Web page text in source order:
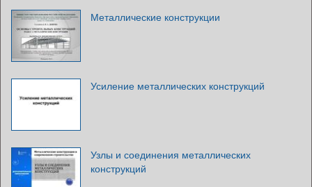
Металлические конструкции
Усиление металлических конструкций
Узлы и соединения металлических
конструкций